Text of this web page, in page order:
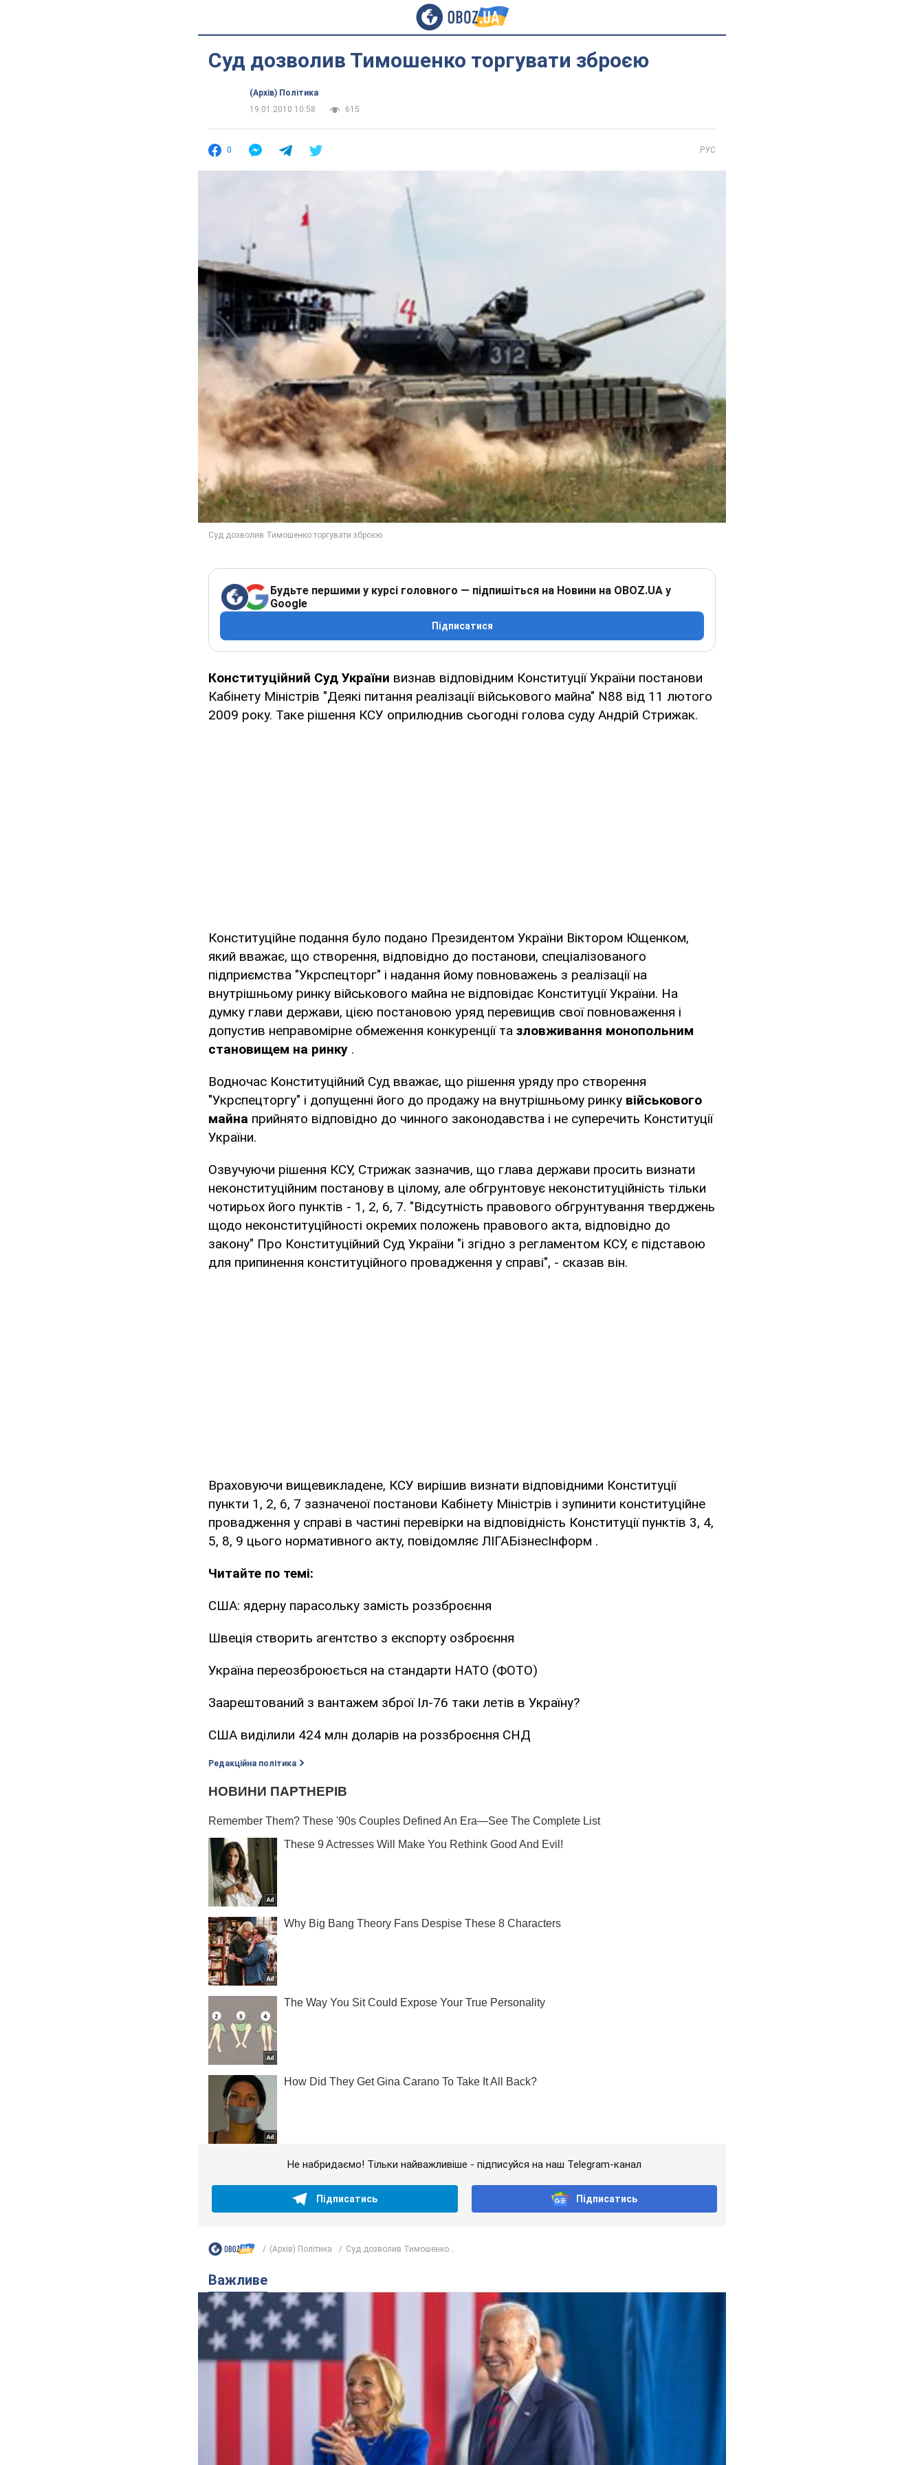
Суд дозволив Тимошенко торгувати зброєю
(Архів) Політика
19.01.2010 10:58
615
0 РУС
Будьте першими у курсі головного — підпишіться на Новини на OBOZ.UA у
Google
Підписатися
Конституційний Суд України визнав відповідним Конституції України постанови
Кабінету Міністрів "Деякі питання реалізації військового майна" N88 від 11 лютого
2009 року. Таке рішення КСУ оприлюднив сьогодні голова суду Андрій Стрижак.
Конституційне подання було подано Президентом України Віктором Ющенком,
який вважає, що створення, відповідно до постанови, спеціалізованого
підприємства "Укрспецторг" і надання йому повноважень з реалізації на
внутрішньому ринку військового майна не відповідає Конституції України. На
думку глави держави, цією постановою уряд перевищив свої повноваження і
допустив неправомірне обмеження конкуренції та зловживання монопольним
становищем на ринку .
Водночас Конституційний Суд вважає, що рішення уряду про створення
"Укрспецторгу" і допущенні його до продажу на внутрішньому ринку військового
майна прийнято відповідно до чинного законодавства і не суперечить Конституції
України.
Озвучуючи рішення КСУ, Стрижак зазначив, що глава держави просить визнати
неконституційним постанову в цілому, але обгрунтовує неконституційність тільки
чотирьох його пунктів - 1, 2, 6, 7. "Відсутність правового обгрунтування тверджень
щодо неконституційності окремих положень правового акта, відповідно до
закону" Про Конституційний Суд України "і згідно з регламентом КСУ, є підставою
для припинення конституційного провадження у справі", - сказав він.
Враховуючи вищевикладене, КСУ вирішив визнати відповідними Конституції
пункти 1, 2, 6, 7 зазначеної постанови Кабінету Міністрів і зупинити конституційне
провадження у справі в частині перевірки на відповідність Конституції пунктів 3, 4,
5, 8, 9 цього нормативного акту, повідомляє ЛІГАБізнесІнформ .
Читайте по темі:
США: ядерну парасольку замість роззброєння
Швеція створить агентство з експорту озброєння
Україна переозброюється на стандарти НАТО (ФОТО)
Заарештований з вантажем зброї Іл-76 таки летів в Україну?
США виділили 424 млн доларів на роззброєння СНД
Редакційна політика
Не набридаємо! Тільки найважливіше - підписуйся на наш Telegram-канал
Підписатись Підписатись
(Архів) Політика Суд дозволив Тимошенко...
Важливе